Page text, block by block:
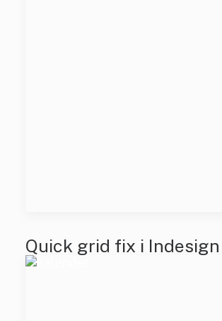
Quick grid fix i Indesign